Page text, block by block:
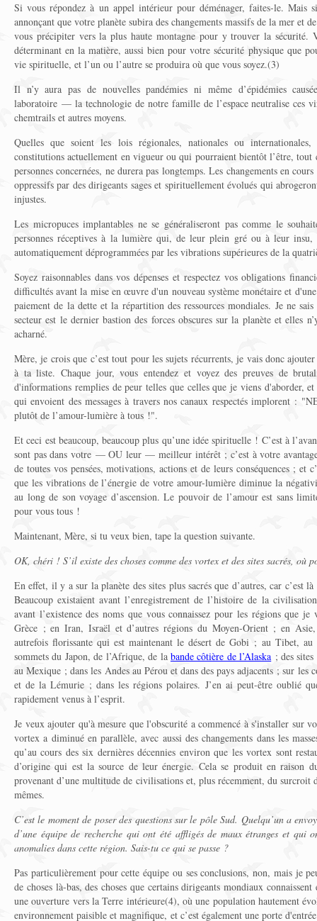
Si vous répondez à un appel intérieur pour déménager, faites-le. Mais
annonçant que votre planète subira des changements massifs de la mer et
vous précipiter vers la plus haute montagne pour y trouver la sécurité.
déterminant en la matière, aussi bien pour votre sécurité physique que
vie spirituelle, et l’un ou l’autre se produira où que vous soyez.(3)
Il n’y aura pas de nouvelles pandémies ni même d’épidémies
laboratoire — la technologie de notre famille de l’espace neutralise ces
chemtrails et autres moyens.
Quelles que soient les lois régionales, nationales ou
constitutions actuellement en vigueur ou qui pourraient bientôt l’être, tout
personnes concernées, ne durera pas longtemps. Les changements en
oppressifs par des dirigeants sages et spirituellement évolués qui
injustes.
Les micropuces implantables ne se généraliseront pas comme le
personnes réceptives à la lumière qui, de leur plein gré ou à leur insu,
automatiquement déprogrammées par les vibrations supérieures de la
Soyez raisonnables dans vos dépenses et respectez vos obligations
difficultés avant la mise en œuvre d'un nouveau système monétaire et
paiement de la dette et la répartition des ressources mondiales. Je ne
secteur est le dernier bastion des forces obscures sur la planète et elles
acharné.
Mère, je crois que c’est tout pour les sujets récurrents, je vais donc
à ta liste. Chaque jour, vous entendez et voyez des preuves de
d'informations remplies de peur telles que celles que je viens d'aborder,
qui envoient des messages à travers nos canaux respectés implorent :
plutôt de l’amour-lumière à tous !".
Et ceci est beaucoup, beaucoup plus qu’une idée spirituelle ! C’est à
sont pas dans votre — OU leur — meilleur intérêt ; c’est à votre avantage
de toutes vos pensées, motivations, actions et de leurs conséquences ; et
que les vibrations de l’énergie de votre amour-lumière diminue la
au long de son voyage d’ascension. Le pouvoir de l’amour est sans
pour vous tous !
Maintenant, Mère, si tu veux bien, tape la question suivante.
OK, chéri ! S’il existe des choses comme des vortex et des sites sacrés, où
En effet, il y a sur la planète des sites plus sacrés que d’autres, car c’est
Beaucoup existaient avant l’enregistrement de l’histoire de la
avant l’existence des noms que vous connaissez pour les régions que
Grèce ; en Iran, Israël et d’autres régions du Moyen-Orient ; en
autrefois florissante qui est maintenant le désert de Gobi ; au Tibet,
sommets du Japon, de l’Afrique, de la bande côtière de l’Alaska ; des
au Mexique ; dans les Andes au Pérou et dans des pays adjacents ; sur les
et de la Lémurie ; dans les régions polaires. J’en ai peut-être oublié
rapidement venus à l’esprit.
Je veux ajouter qu'à mesure que l'obscurité a commencé à s'installer sur
vortex a diminué en parallèle, avec aussi des changements dans les
qu’au cours des six dernières décennies environ que les vortex sont
d’origine qui est la source de leur énergie. Cela se produit en raison
provenant d’une multitude de civilisations et, plus récemment, du surcroit
mêmes.
C’est le moment de poser des questions sur le pôle Sud. Quelqu’un a
d’une équipe de recherche qui ont été affligés de maux étranges et qui
anomalies dans cette région. Sais-tu ce qui se passe ?
Pas particulièrement pour cette équipe ou ses conclusions, non, mais je
de choses là-bas, des choses que certains dirigeants mondiaux
une ouverture vers la Terre intérieure(4), où une population hautement
environnement paisible et magnifique, et c’est également une porte